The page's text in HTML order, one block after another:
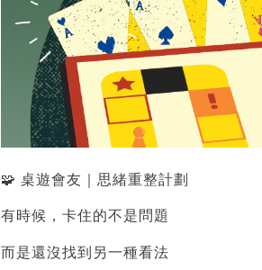
🧩 桌遊會友｜思緒重整計劃
有時候，卡住的不是問題
而是還沒找到另一種看法